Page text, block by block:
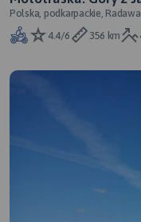
Polska, podkarpackie,
4.4/6
356 km